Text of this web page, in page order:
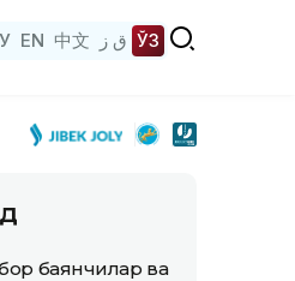
EN 中文 ق ز ЎЗ
бор баянчилар ва